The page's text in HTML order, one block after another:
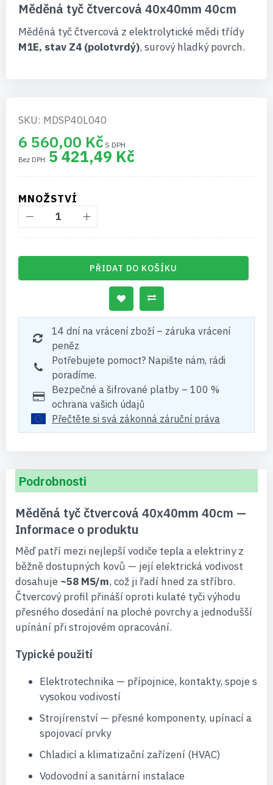
začátek
galerie
obrázky
Měděná tyč čtvercová 40x40mm 40cm
Měděná tyč čtvercová z elektrolytické mědi třídy
M1E, stav Z4 (polotvrdý), surový hladký povrch.
SKU: MDSP40L040
6 560,00 Kč
5 421,49 Kč
MNOŽSTVÍ
PŘIDAT DO KOŠÍKU
14 dní na vrácení zboží – záruka vrácení
peněz
Potřebujete pomoct? Napište nám, rádi
poradíme.
Bezpečné a šifrované platby – 100 %
ochrana vašich údajů
Přečtěte si svá zákonná záruční práva
Podrobnosti
Měděná tyč čtvercová 40x40mm 40cm —
Informace o produktu
Měď patří mezi nejlepší vodiče tepla a elektriny z
běžně dostupných kovů — její elektrická vodivost
dosahuje ~58 MS/m, což ji řadí hned za stříbro.
Čtvercový profil přináší oproti kulaté tyči výhodu
přesného dosedání na ploché povrchy a jednodušší
upínání při strojovém opracování.
Typické použití
Elektrotechnika — přípojnice, kontakty, spoje s
vysokou vodivostí
Strojírenství — přesné komponenty, upínací a
spojovací prvky
Chladicí a klimatizační zařízení (HVAC)
Vodovodní a sanitární instalace